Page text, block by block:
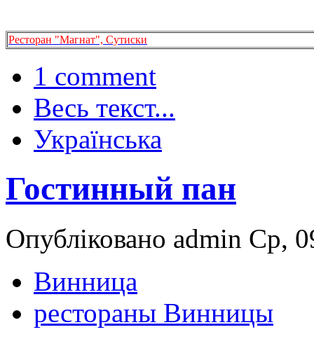
Ресторан "Магнат", Сутиски
1 comment
Весь текст...
Українська
Гостинный пан
Опубліковано admin Ср,
Винница
рестораны Винницы